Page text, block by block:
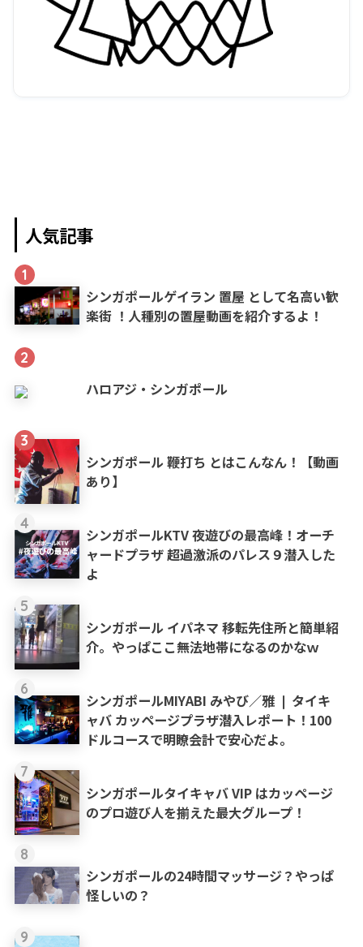
人気記事
1
シンガポールゲイラン 置屋 として名高い歓
楽街 ！人種別の置屋動画を紹介するよ！
2
ハロアジ・シンガポール
3
シンガポール 鞭打ち とはこんなん！【動画
あり】
4
シンガポールKTV 夜遊びの最高峰！オーチ
ャードプラザ 超過激派のパレス９潜入した
よ
5
シンガポール イパネマ 移転先住所と簡単紹
介。やっぱここ無法地帯になるのかなｗ
6
シンガポールMIYABI みやび／雅 ❘ タイキ
ャバ カッページプラザ潜入レポート！100
ドルコースで明瞭会計で安心だよ。
7
シンガポールタイキャバ VIP はカッページ
のプロ遊び人を揃えた最大グループ！
8
シンガポールの24時間マッサージ？やっぱ
怪しいの？
9